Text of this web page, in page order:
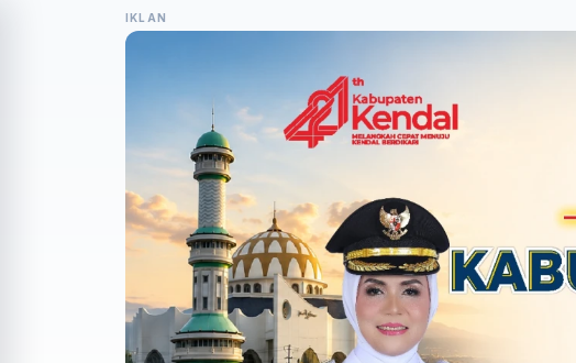
IKLAN